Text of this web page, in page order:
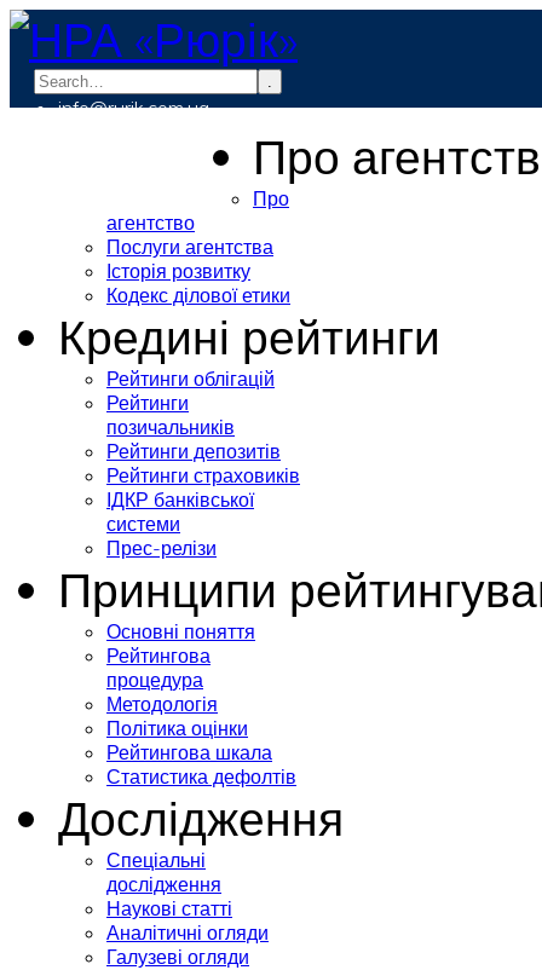
.
info@rurik.com.ua
Про
Про
агентство
Послуги агентства
Історія розвитку
Кодекс ділової етики
Кредині рейтинги
Рейтинги облігацій
Рейтинги
позичальників
Рейтинги депозитів
Рейтинги страховиків
ІДКР банківської
системи
Прес-релізи
Принципи
Основні поняття
Рейтингова
процедура
Методологія
Політика оцінки
Рейтингова шкала
Статистика дефолтів
Дослідження
Спеціальні
дослідження
Наукові статті
Аналітичні огляди
Галузеві огляди